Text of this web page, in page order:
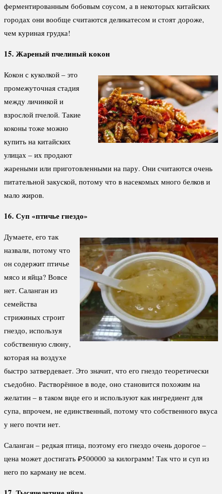
ферментированным бобовым соусом, а в некоторых китайских
городах они вообще считаются деликатесом и стоят дороже,
чем куриная грудка!
15. Жареный пчелиный кокон
Кокон с куколкой – это
промежуточная стадия
между личинкой и
взрослой пчелой. Такие
коконы тоже можно
купить на китайских
улицах – их продают
жареными или приготовленными на пару. Они считаются очень
питательной закуской, потому что в насекомых много белков и
мало жиров.
16. Суп «птичье гнездо»
Думаете, его так
назвали, потому что
он содержит птичье
мясо и яйца? Вовсе
нет. Саланган из
семейства
стрижиных строит
гнездо, используя
собственную слюну,
которая на воздухе
быстро затвердевает. Это значит, что его гнездо теоретически
съедобно. Растворённое в воде, оно становится похожим на
желатин – в таком виде его и используют как ингредиент для
супа, впрочем, не единственный, потому что собственного вкуса
у него почти нет.
Саланган – редкая птица, поэтому его гнездо очень дорогое –
цена может достигать ₽500000 за килограмм! Так что и суп из
него по карману не всем.